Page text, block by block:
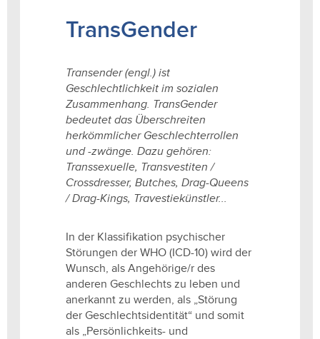
TransGender
Transender (engl.) ist
Geschlechtlichkeit im sozialen
Zusammenhang. TransGender
bedeutet das Überschreiten
herkömmlicher Geschlechterrollen
und -zwänge. Dazu gehören:
Transsexuelle, Transvestiten /
Crossdresser, Butches, Drag-Queens
/ Drag-Kings, Travestiekünstler...
In der Klassifikation psychischer
Störungen der WHO (ICD-10) wird der
Wunsch, als Angehörige/r des
anderen Geschlechts zu leben und
anerkannt zu werden, als „Störung
der Geschlechtsidentität“ und somit
als „Persönlichkeits- und